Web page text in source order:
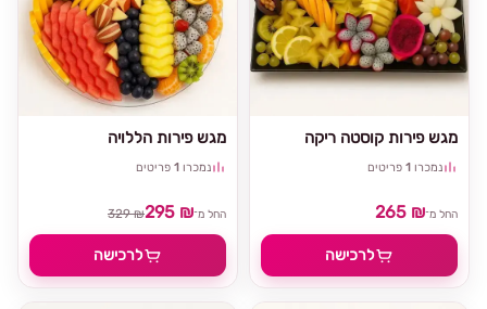
מגש פירות הללויה
נמכרו 1 פריטים
החל מ־295 ₪
329 ₪
לרכישה
מגש פירות קוסטה ריקה
נמכרו 1 פריטים
החל מ־265 ₪
לרכישה